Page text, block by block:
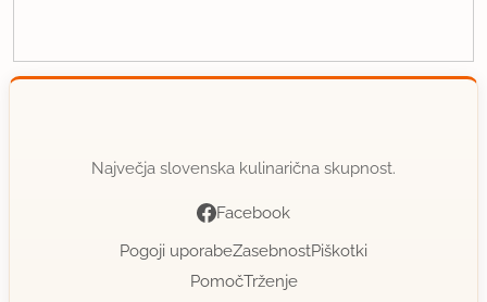
Največja slovenska kulinarična skupnost.
Facebook
Pogoji uporabeZasebnostPiškotki
PomočTrženje